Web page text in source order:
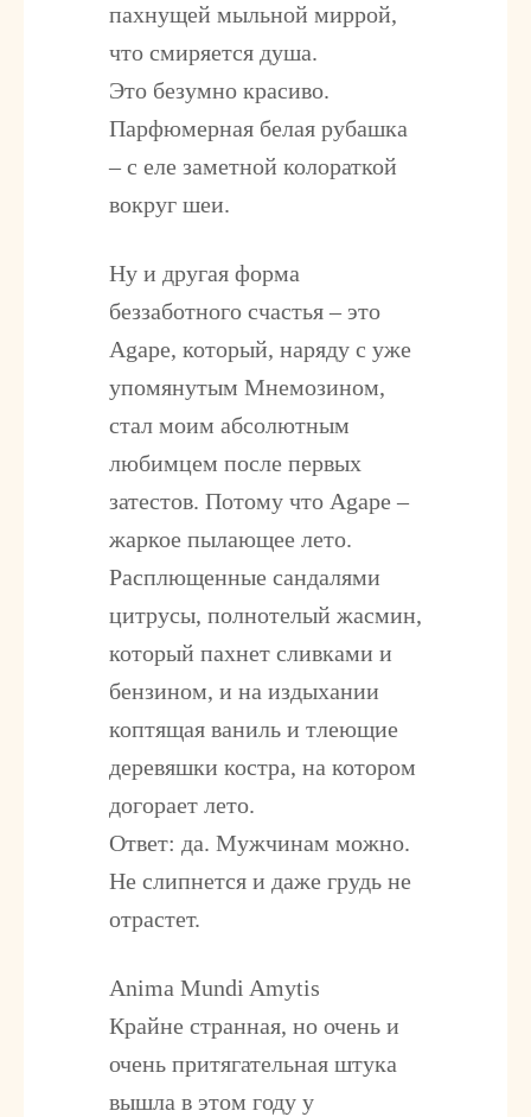
пахнущей мыльной миррой,
что смиряется душа.
Это безумно красиво.
Парфюмерная белая рубашка
– с еле заметной колораткой
вокруг шеи.
Ну и другая форма
беззаботного счастья – это
Agape, который, наряду с уже
упомянутым Мнемозином,
стал моим абсолютным
любимцем после первых
затестов. Потому что Agape –
жаркое пылающее лето.
Расплющенные сандалями
цитрусы, полнотелый жасмин,
который пахнет сливками и
бензином, и на издыхании
коптящая ваниль и тлеющие
деревяшки костра, на котором
догорает лето.
Ответ: да. Мужчинам можно.
Не слипнется и даже грудь не
отрастет.
Anima Mundi Amytis
Крайне странная, но очень и
очень притягательная штука
вышла в этом году у